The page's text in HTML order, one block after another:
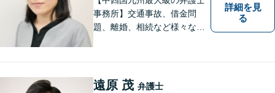
事務所】交通事故、借金問
題、離婚、相続など様々な問
い！
詳細を見
る
遠原 茂 弁護士